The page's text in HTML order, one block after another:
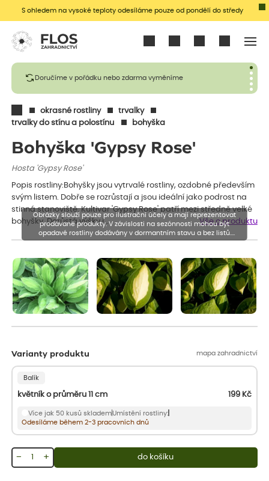
S ohledem na vysoké teploty odesíláme pouze od pondělí do středy
Doručíme v pořádku nebo zdarma vyměníme
okrasné rostliny
trvalky
trvalky do stínu a polostínu
bohyška
Bohyška 'Gypsy Rose'
Hosta 'Gypsy Rose'
Popis rostliny:Bohyšky jsou vytrvalé rostliny, ozdobné především
svým listem. Dobře se rozrůstají a jsou ideální jako podrost na
stinná stanoviště. Kultivar 'Gypsy Rose' patří mezi středně velké
bohyšky. Dorůstá výšky i…
Vše o produktu
Varianty produktu mapa zahradnictví
Balík
květník o průměru 11 cm 199 Kč
Více jak 50 kusů sklademUmístění rostliny:
Odesíláme během 2-3 pracovních dnů
+
− do košíku
Obrázky slouží pouze pro ilustrační účely a mají reprezentovat
prodávané produkty. V závislosti na sezónnosti mohou být
opadavé rostliny dodávány v dormantním stavu a bez listů.
Rostliny mohou být také sestřiženy níže, než je uvedená výška,